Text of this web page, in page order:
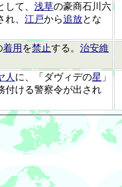
して、 浅草の豪商石川六
れ、 江戸から追放とな
着用 を禁止する。 治安維
人 に、「ダヴィデの星 」
付ける警察令が出され